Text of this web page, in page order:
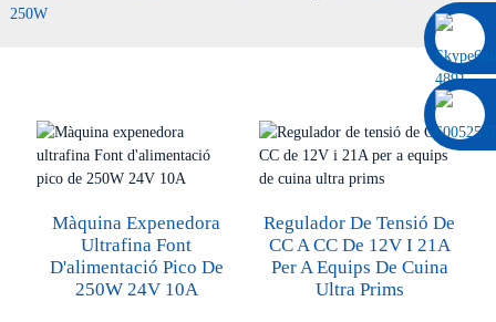
250W
Màquina Expenedora
Ultrafina Font
D'alimentació Pico De
250W 24V 10A
Regulador De Tensió De
CC A CC De 12V I 21A
Per A Equips De Cuina
Ultra Prims